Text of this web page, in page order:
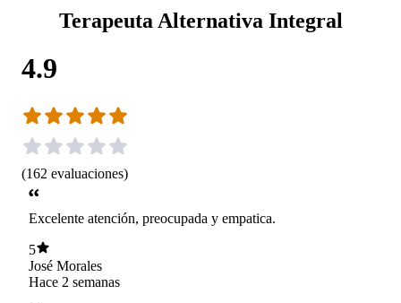
Terapeuta Alternativa Integral
4.9
(162 evaluaciones)
Excelente atención, preocupada y empatica.
5
José Morales
Hace 2 semanas